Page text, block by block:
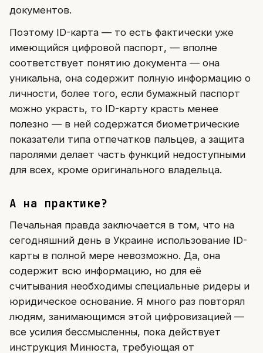
документов.
Поэтому ID-карта — то есть фактически уже
имеющийся цифровой паспорт, — вполне
соответствует понятию документа — она
уникальна, она содержит полную информацию о
личности, более того, если бумажный паспорт
можно украсть, то ID-карту красть менее
полезно — в ней содержатся биометрические
показатели типа отпечатков пальцев, а защита
паролями делает часть функций недоступными
для всех, кроме оригинального владельца.
А на практике?
Печальная правда заключается в том, что на
сегодняшний день в Украине использование ID-
карты в полной мере невозможно. Да, она
содержит всю информацию, но для её
считывания необходимы специальные ридеры и
юридическое основание. Я много раз повторял
людям, занимающимся этой цифровизацией —
все усилия бессмысленны, пока действует
инструкция Минюста, требующая от